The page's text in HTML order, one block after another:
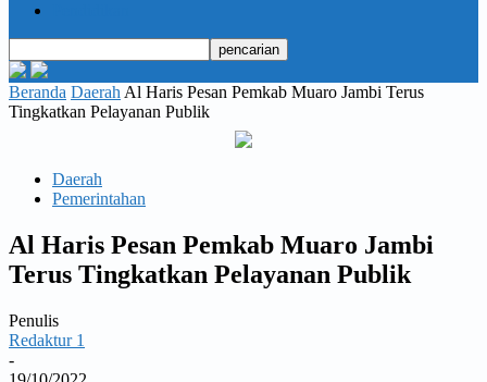
Beranda Daerah Al Haris Pesan Pemkab Muaro Jambi Terus
Tingkatkan Pelayanan Publik
Daerah
Pemerintahan
Al Haris Pesan Pemkab Muaro Jambi
Terus Tingkatkan Pelayanan Publik
Penulis
Redaktur 1
-